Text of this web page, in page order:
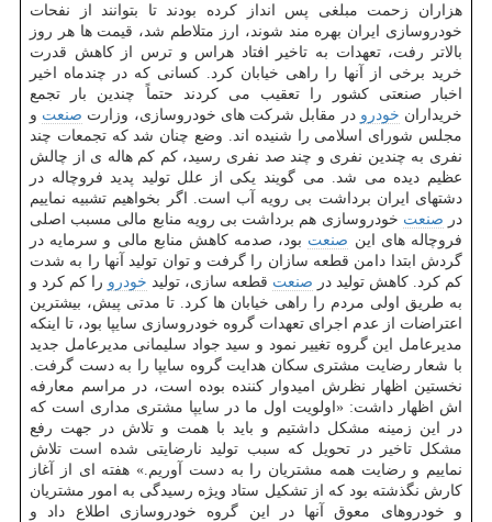
هزاران زحمت مبلغی پس انداز كرده بودند تا بتوانند از نفحات
خودروسازی ایران بهره مند شوند، ارز متلاطم شد، قیمت ها هر روز
بالاتر رفت، تعهدات به تاخیر افتاد هراس و ترس از كاهش قدرت
خرید برخی از آنها را راهی خیابان كرد. كسانی كه در چندماه اخیر
اخبار صنعتی كشور را تعقیب می كردند حتماً چندین بار تجمع
خریداران خودرو در مقابل شركت های خودروسازی، وزارت صنعت و
مجلس شورای اسلامی را شنیده اند. وضع چنان شد كه تجمعات چند
نفری به چندین نفری و چند صد نفری رسید، كم كم هاله ی از چالش
عظیم دیده می شد. می گویند یكی از علل تولید پدید فروچاله در
دشتهای ایران برداشت بی رویه آب است. اگر بخواهیم تشبیه نماییم
در صنعت خودروسازی هم برداشت بی رویه منابع مالی مسبب اصلی
فروچاله های این صنعت بود، صدمه كاهش منابع مالی و سرمایه در
گردش ابتدا دامن قطعه سازان را گرفت و توان تولید آنها را به شدت
كم كرد. كاهش تولید در صنعت قطعه سازی، تولید خودرو را كم كرد و
به طریق اولی مردم را راهی خیابان ها كرد. تا مدتی پیش، بیشترین
اعتراضات از عدم اجرای تعهدات گروه خودروسازی سایپا بود، تا اینكه
مدیرعامل این گروه تغییر نمود و سید جواد سلیمانی مدیرعامل جدید
با شعار رضایت مشتری سكان هدایت گروه سایپا را به دست گرفت.
نخستین اظهار نظرش امیدوار كننده بوده است، در مراسم معارفه
اش اظهار داشت: «اولویت اول ما در سایپا مشتری مداری است كه
در این زمینه مشكل داشتیم و باید با همت و تلاش در جهت رفع
مشكل تاخیر در تحویل كه سبب تولید نارضایتی شده است تلاش
نماییم و رضایت همه مشتریان را به دست آوریم.» هفته ای از آغاز
كارش نگذشته بود كه از تشكیل ستاد ویژه رسیدگی به امور مشتریان
و خودروهای معوق آنها در این گروه خودروسازی اطلاع داد و